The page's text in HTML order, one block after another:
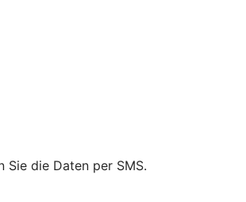
Sie die Daten per SMS.